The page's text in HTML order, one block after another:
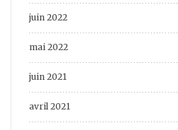
juin 2022
mai 2022
juin 2021
avril 2021